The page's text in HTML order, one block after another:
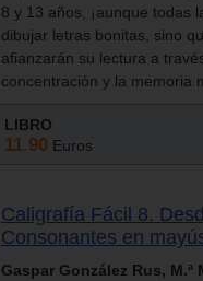
8 y 13 años, ¡aunque todas
dibujar letras bonitas, sino
afianzarán su lectura a
concentración y la memoria
LIBRO
11.90 Euros
Caligrafía Fácil 8.
Consonantes en
Gaspar González Rus,